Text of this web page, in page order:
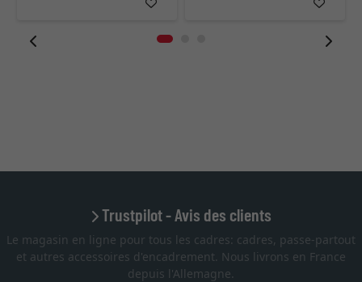
Trustpilot - Avis des clients
Le magasin en ligne pour tous les cadres: cadres, passe-partout
et autres accessoires d'encadrement. Nous livrons en France
depuis l'Allemagne.